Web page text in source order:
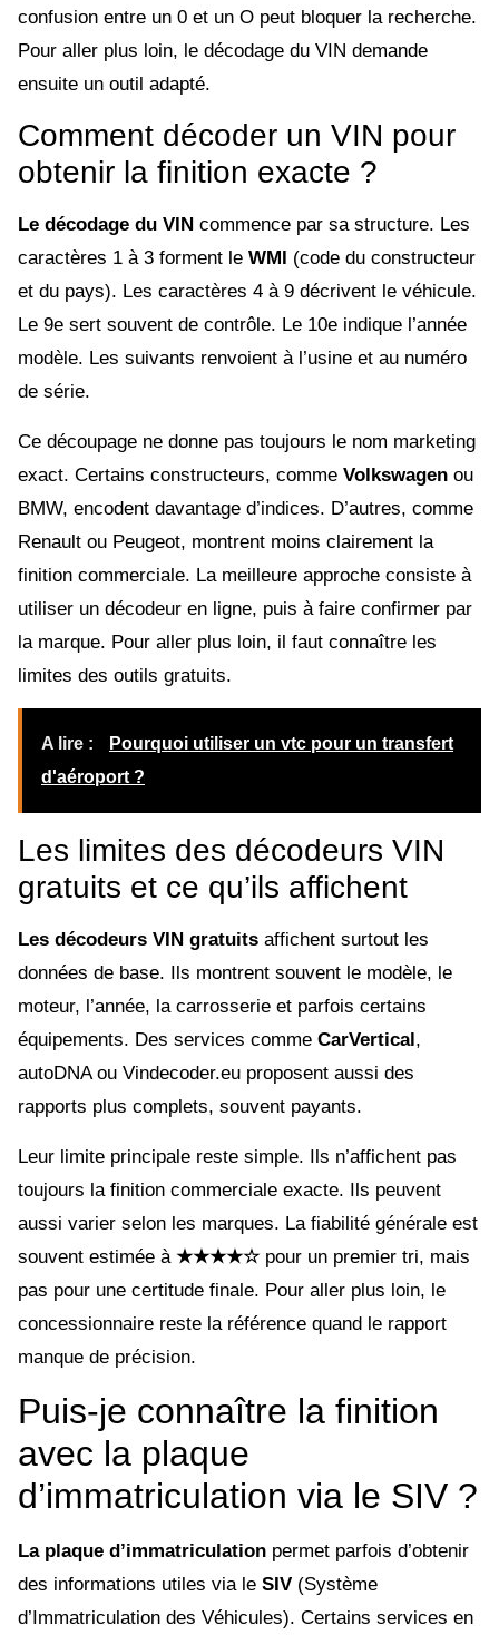
confusion entre un 0 et un O peut bloquer la recherche.
Pour aller plus loin, le décodage du VIN demande
ensuite un outil adapté.
Comment décoder un VIN pour
obtenir la finition exacte ?
Le décodage du VIN commence par sa structure. Les
caractères 1 à 3 forment le WMI
(code du constructeur
et du pays). Les caractères 4 à 9 décrivent le véhicule.
Le 9e sert souvent de contrôle. Le 10e indique l’année
modèle. Les suivants renvoient à l’usine et au numéro
de série.
Ce découpage ne donne pas toujours le nom marketing
exact. Certains constructeurs, comme Volkswagen ou
BMW, encodent davantage d’indices. D’autres, comme
Renault ou Peugeot, montrent moins clairement la
finition commerciale. La meilleure approche consiste à
utiliser un décodeur en ligne, puis à faire confirmer par
la marque. Pour aller plus loin, il faut connaître les
limites des outils gratuits.
A lire :
Pourquoi utiliser un vtc pour un transfert
d'aéroport ?
Les limites des décodeurs VIN
gratuits et ce qu’ils affichent
Les décodeurs VIN gratuits affichent surtout les
données de base. Ils montrent souvent le modèle, le
moteur, l’année, la carrosserie et parfois certains
équipements. Des services comme CarVertical,
autoDNA ou Vindecoder.eu proposent aussi des
rapports plus complets, souvent payants.
Leur limite principale reste simple. Ils n’affichent pas
toujours la finition commerciale exacte. Ils peuvent
aussi varier selon les marques. La fiabilité générale est
souvent estimée à ★★★★☆ pour un premier tri, mais
pas pour une certitude finale. Pour aller plus loin, le
concessionnaire reste la référence quand le rapport
manque de précision.
Puis-je connaître la finition
avec la plaque
d’immatriculation via le SIV ?
La plaque d’immatriculation permet parfois d’obtenir
des informations utiles via le SIV (Système
d’Immatriculation des Véhicules). Certains services en